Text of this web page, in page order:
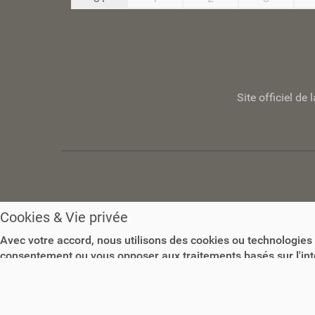
Site officiel de
Cookies & Vie privée
Avec votre accord, nous utilisons des cookies ou
consentement ou vous opposer aux traitements basés sur